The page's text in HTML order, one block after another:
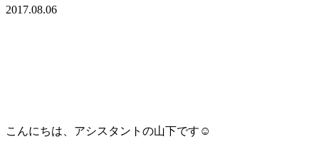
2017.08.06
こんにちは、アシスタントの山下です☺